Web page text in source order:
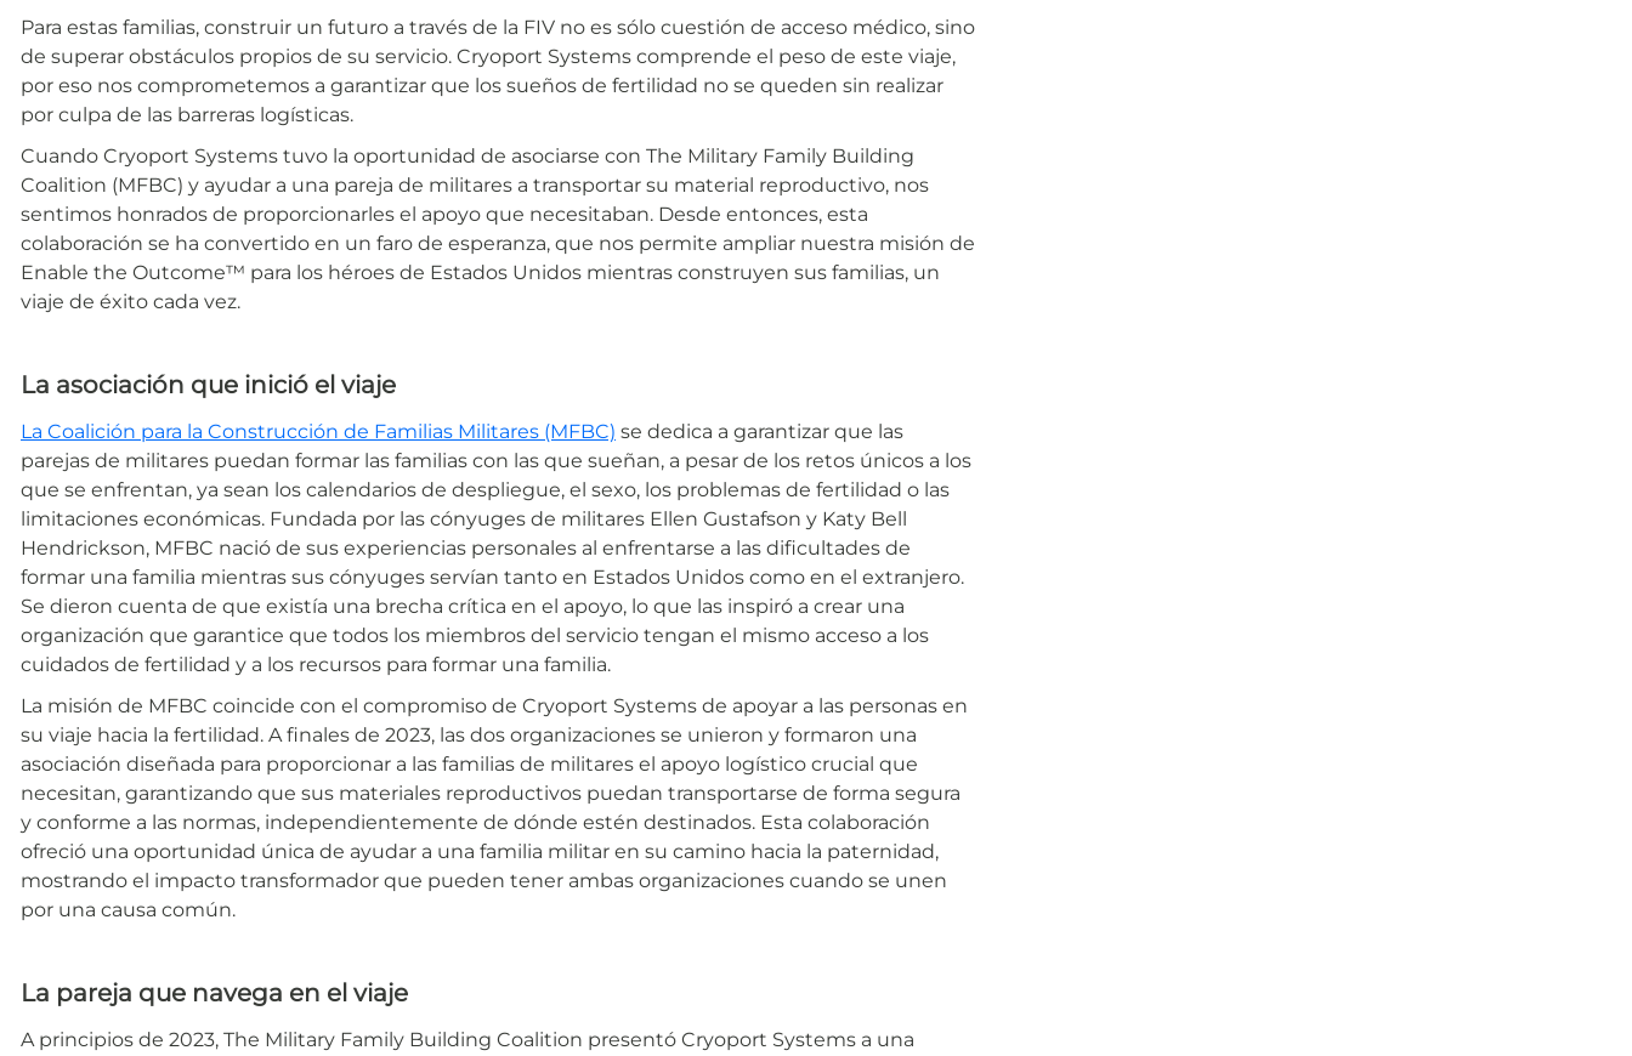
Para estas familias, construir un futuro a través de la FIV no es sólo cuestión de acceso médico, sino
de superar obstáculos propios de su servicio. Cryoport Systems comprende el peso de este viaje,
por eso nos comprometemos a garantizar que los sueños de fertilidad no se queden sin realizar
por culpa de las barreras logísticas.
Cuando Cryoport Systems tuvo la oportunidad de asociarse con The Military Family Building
Coalition (MFBC) y ayudar a una pareja de militares a transportar su material reproductivo, nos
sentimos honrados de proporcionarles el apoyo que necesitaban. Desde entonces, esta
colaboración se ha convertido en un faro de esperanza, que nos permite ampliar nuestra misión de
Enable the Outcome™ para los héroes de Estados Unidos mientras construyen sus familias, un
viaje de éxito cada vez.
La asociación que inició el viaje
La Coalición para la Construcción de Familias Militares (MFBC) se dedica a garantizar que las
parejas de militares puedan formar las familias con las que sueñan, a pesar de los retos únicos a los
que se enfrentan, ya sean los calendarios de despliegue, el sexo, los problemas de fertilidad o las
limitaciones económicas. Fundada por las cónyuges de militares Ellen Gustafson y Katy Bell
Hendrickson, MFBC nació de sus experiencias personales al enfrentarse a las dificultades de
formar una familia mientras sus cónyuges servían tanto en Estados Unidos como en el extranjero.
Se dieron cuenta de que existía una brecha crítica en el apoyo, lo que las inspiró a crear una
organización que garantice que todos los miembros del servicio tengan el mismo acceso a los
cuidados de fertilidad y a los recursos para formar una familia.
La misión de MFBC coincide con el compromiso de Cryoport Systems de apoyar a las personas en
su viaje hacia la fertilidad. A finales de 2023, las dos organizaciones se unieron y formaron una
asociación diseñada para proporcionar a las familias de militares el apoyo logístico crucial que
necesitan, garantizando que sus materiales reproductivos puedan transportarse de forma segura
y conforme a las normas, independientemente de dónde estén destinados. Esta colaboración
ofreció una oportunidad única de ayudar a una familia militar en su camino hacia la paternidad,
mostrando el impacto transformador que pueden tener ambas organizaciones cuando se unen
por una causa común.
La pareja que navega en el viaje
A principios de 2023, The Military Family Building Coalition presentó Cryoport Systems a una